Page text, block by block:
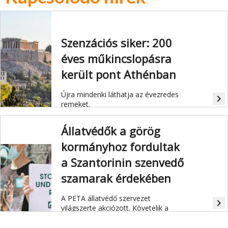
Szenzációs siker: 200
éves műkincslopásra
került pont Athénban
Újra mindenki láthatja az évezredes
remeket.
navigate_next
Állatvédők a görög
kormányhoz fordultak
a Szantorinin szenvedő
szamarak érdekében
A PETA állatvédő szervezet
világszerte akciózott. Követelik a
navigate_next